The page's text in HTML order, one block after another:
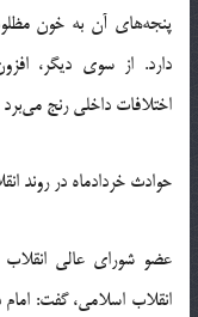
پنجه‌های آن به خون
دارد. از سوی دیگر،
اختلافات داخلی رنج
حوادث خردادماه در روند
عضو شورای عالی انقلاب
انقلاب اسلامی، گفت‌: امام